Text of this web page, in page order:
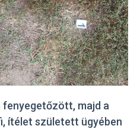
majd a
ítélet született ügyében